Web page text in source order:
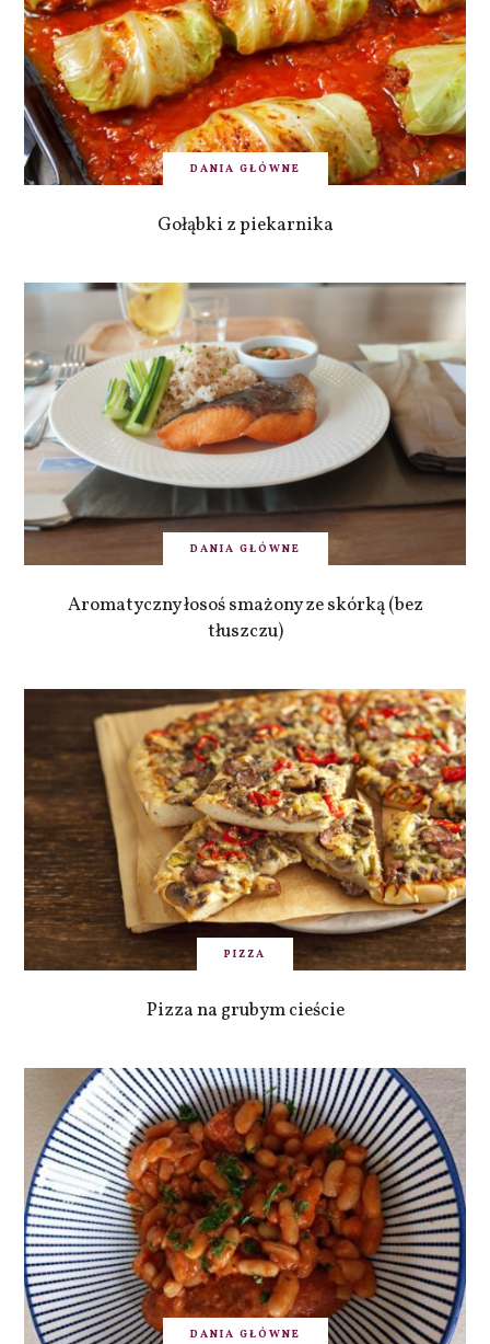
DANIA GŁÓWNE
Gołąbki z piekarnika
DANIA GŁÓWNE
Aromatyczny łosoś smażony ze skórką (bez
tłuszczu)
PIZZA
Pizza na grubym cieście
DANIA GŁÓWNE